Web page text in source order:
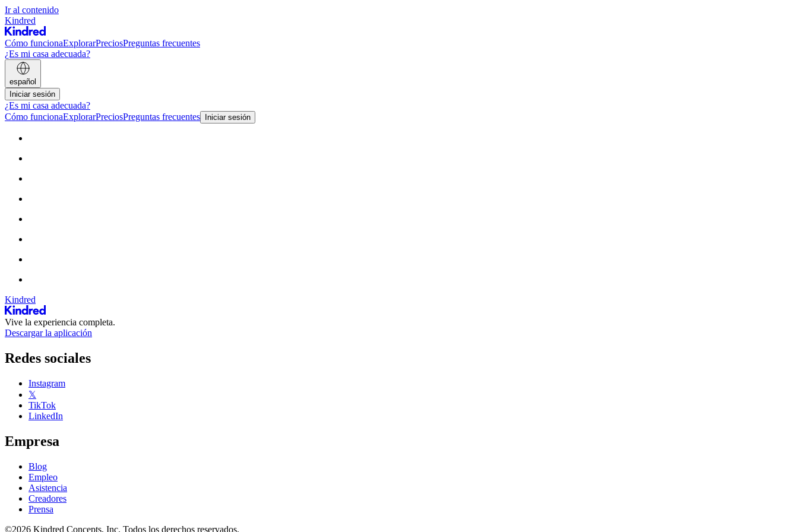
Ir al contenido
Kindred
Cómo funcionaExplorarPreciosPreguntas frecuentes
¿Es mi casa adecuada?
español
Iniciar sesión
¿Es mi casa adecuada?
Cómo funcionaExplorarPreciosPreguntas frecuentes Iniciar sesión
Kindred
Vive la experiencia completa.
Descargar la aplicación
Redes sociales
Instagram
𝕏
TikTok
LinkedIn
Empresa
Blog
Empleo
Asistencia
Creadores
Prensa
©2026 Kindred Concepts, Inc. Todos los derechos reservados.